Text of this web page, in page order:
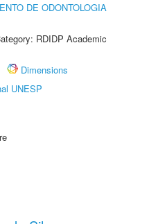
DE ODONTOLOGIA
RDIDP Academic
Dimensions
UNESP